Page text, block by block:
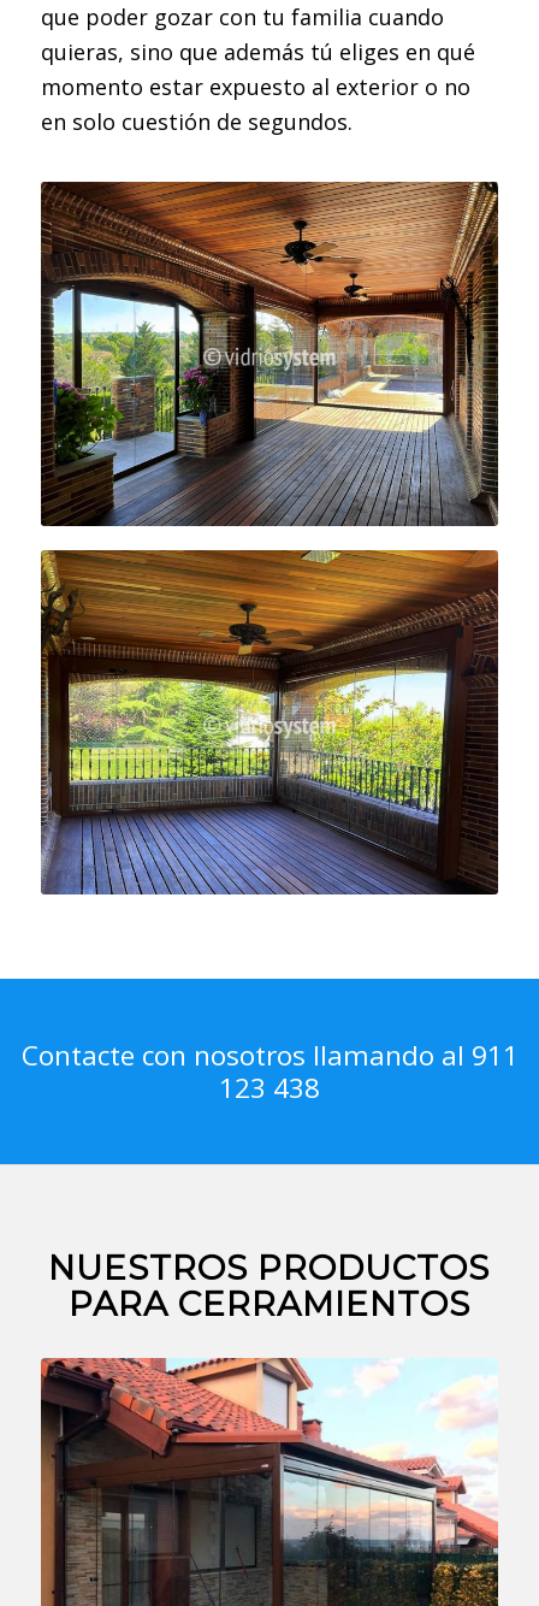
que poder gozar con tu familia cuando
quieras, sino que además tú eliges en qué
momento estar expuesto al exterior o no
en solo cuestión de segundos.
Contacte con nosotros llamando al 911
123 438
NUESTROS PRODUCTOS
PARA CERRAMIENTOS